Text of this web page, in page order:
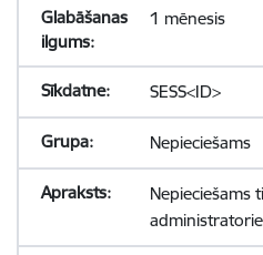
1 mēnesis
SESS<ID>
Nepieciešams
Nepieciešams